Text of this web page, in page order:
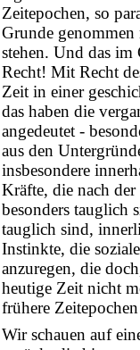
Zeitepochen, so
Grunde genommen
stehen. Und das
Recht! Mit Recht
Zeit in einer
das haben die
angedeutet -
aus den
insbesondere
Kräfte, die nach
besonders tauglich
tauglich sind,
Instinkte, die
anzuregen, die
heutige Zeit nicht
frühere
Wir schauen auf